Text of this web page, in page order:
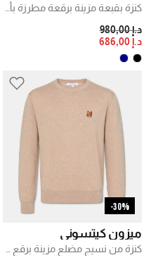
PRICE REDUCED FROM
د.إ 980,00
TO
د.إ 686,00
30%-
ميزون كيتسوني